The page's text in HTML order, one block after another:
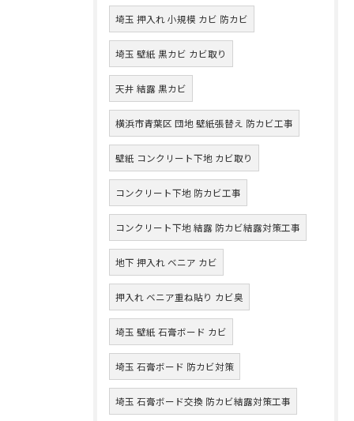
埼玉 押入れ 小規模 カビ 防カビ
埼玉 壁紙 黒カビ カビ取り
天井 結露 黒カビ
横浜市青葉区 団地 壁紙張替え 防カビ工事
壁紙 コンクリート下地 カビ取り
コンクリート下地 防カビ工事
コンクリート下地 結露 防カビ結露対策工事
地下 押入れ ベニア カビ
押入れ ベニア重ね貼り カビ臭
埼玉 壁紙 石膏ボード カビ
埼玉 石膏ボード 防カビ対策
埼玉 石膏ボード交換 防カビ結露対策工事